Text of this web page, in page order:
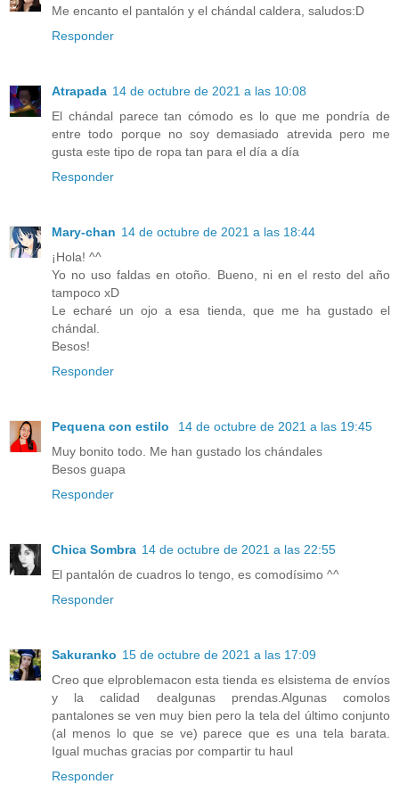
Me encanto el pantalón y el chándal caldera, saludos:D
Responder
Atrapada 14 de octubre de 2021 a las 10:08
El chándal parece tan cómodo es lo que me pondría de
entre todo porque no soy demasiado atrevida pero me
gusta este tipo de ropa tan para el día a día
Responder
Mary-chan 14 de octubre de 2021 a las 18:44
¡Hola! ^^
Yo no uso faldas en otoño. Bueno, ni en el resto del año
tampoco xD
Le echaré un ojo a esa tienda, que me ha gustado el
chándal.
Besos!
Responder
Pequena con estilo
14 de octubre de 2021 a las 19:45
Muy bonito todo. Me han gustado los chándales
Besos guapa
Responder
Chica Sombra 14 de octubre de 2021 a las 22:55
El pantalón de cuadros lo tengo, es comodísimo ^^
Responder
Sakuranko 15 de octubre de 2021 a las 17:09
Creo que elproblemacon esta tienda es elsistema de envíos
y la calidad dealgunas prendas.Algunas comolos
pantalones se ven muy bien pero la tela del último conjunto
(al menos lo que se ve) parece que es una tela barata.
Igual muchas gracias por compartir tu haul
Responder